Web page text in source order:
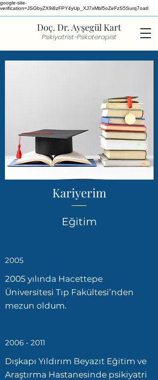
google-site-
verification=JSGbyZX9i8zFPY4yUp_XJ7xMbl5oZeFzS5Surq7oatI
Doç. Dr. Ayşegül Kart
Psikiyatrist-Psikoterapist
Kariyerim
Eğitim
2005
2005 yılında Hacettepe
Üniversitesi Tıp Fakültesi’nden
mezun oldum.
2006 - 2011
Dışkapı Yıldırım Beyazıt Eğitim ve
Araştırma Hastanesinde psikiyatri